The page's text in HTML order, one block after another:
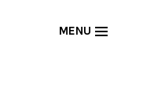
MENU